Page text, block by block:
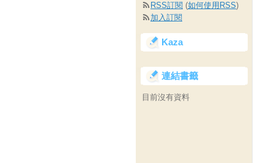
RSS訂閱 (如何使用RSS)
加入訂閱
Kaza
連結書籤
目前沒有資料